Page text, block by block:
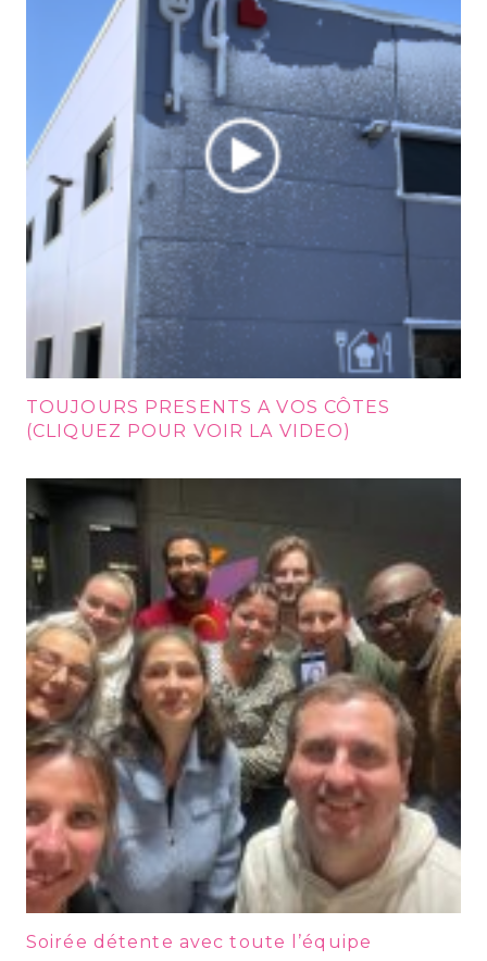
TOUJOURS PRESENTS A VOS CÔTES
(CLIQUEZ POUR VOIR LA VIDEO)
Soirée détente avec toute l’équipe